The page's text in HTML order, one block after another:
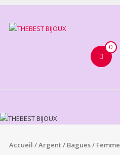
Aller
contenu
0
Accueil /Argent/ Bagues/ Femme